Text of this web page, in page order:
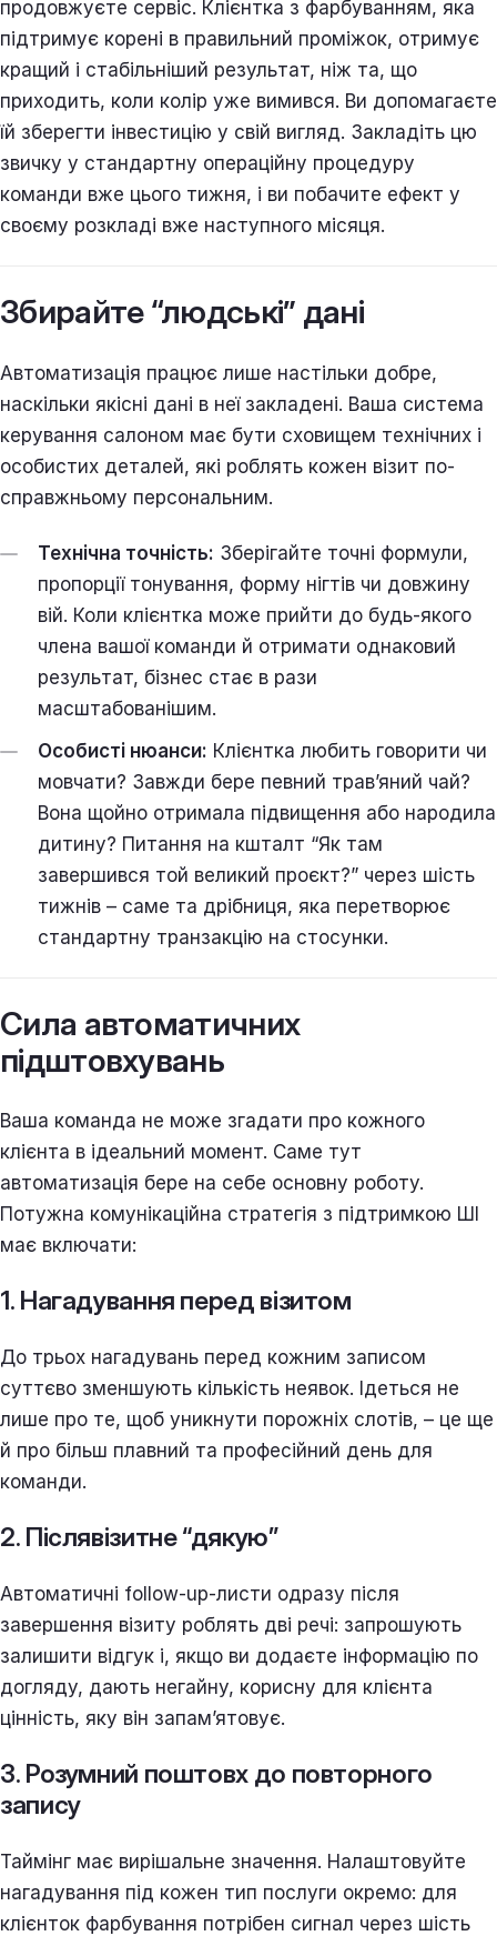
продовжуєте сервіс. Клієнтка з фарбуванням, яка
підтримує корені в правильний проміжок, отримує
кращий і стабільніший результат, ніж та, що
приходить, коли колір уже вимився. Ви допомагаєте
їй зберегти інвестицію у свій вигляд. Закладіть цю
звичку у стандартну операційну процедуру
команди вже цього тижня, і ви побачите ефект у
своєму розкладі вже наступного місяця.
Збирайте “людські” дані
Автоматизація працює лише настільки добре,
наскільки якісні дані в неї закладені. Ваша система
керування салоном має бути сховищем технічних і
особистих деталей, які роблять кожен візит по-
справжньому персональним.
Технічна точність: Зберігайте точні формули,
пропорції тонування, форму нігтів чи довжину
вій. Коли клієнтка може прийти до будь-якого
члена вашої команди й отримати однаковий
результат, бізнес стає в рази
масштабованішим.
Особисті нюанси: Клієнтка любить говорити чи
мовчати? Завжди бере певний трав’яний чай?
Вона щойно отримала підвищення або народила
дитину? Питання на кшталт “Як там
завершився той великий проєкт?” через шість
тижнів – саме та дрібниця, яка перетворює
стандартну транзакцію на стосунки.
Сила автоматичних
підштовхувань
Ваша команда не може згадати про кожного
клієнта в ідеальний момент. Саме тут
автоматизація бере на себе основну роботу.
Потужна комунікаційна стратегія з підтримкою ШІ
має включати:
1. Нагадування перед візитом
До трьох нагадувань перед кожним записом
суттєво зменшують кількість неявок. Ідеться не
лише про те, щоб уникнути порожніх слотів, – це ще
й про більш плавний та професійний день для
команди.
2. Післявізитне “дякую”
Автоматичні follow-up-листи одразу після
завершення візиту роблять дві речі: запрошують
залишити відгук і, якщо ви додаєте інформацію по
догляду, дають негайну, корисну для клієнта
цінність, яку він запам’ятовує.
3. Розумний поштовх до повторного
запису
Таймінг має вирішальне значення. Налаштовуйте
нагадування під кожен тип послуги окремо: для
клієнток фарбування потрібен сигнал через шість